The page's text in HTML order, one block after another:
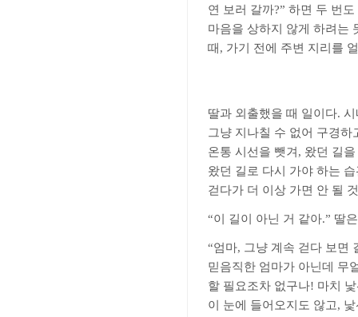
연 보러 갈까?” 하면 두 번
마음을 상하지 않게 하려는
때 , 가기 전에 주변 지리를
딸과 외출했을 때 일이다. 시
그냥 지나칠 수 없어 구경하
온통 시선을 뺏겨 , 왔던 길
왔던 길로 다시 가야 하는
걷다가 더 이상 가면 안 될
“이 길이 아닌 거 같아.” 딸
“엄마, 그냥 계속 걷다 보면
믿음직한 엄마가 아닌데 무
할 필요조차 없구나! 마치
이 눈에 들어오지도 않고,